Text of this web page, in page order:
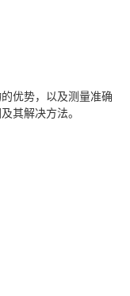
优势，以及测量准确
其解决方法。